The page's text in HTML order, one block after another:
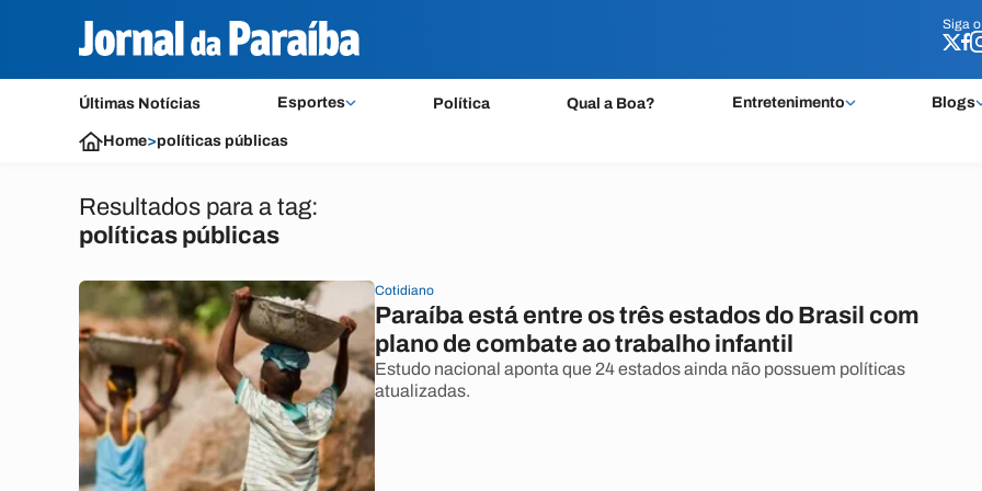
Siga o
Últimas Notícias Esportes Política Qual a Boa? Entretenimento Blogs
Siga o
Home>políticas públicas
Resultados para a tag:
políticas públicas
Cotidiano
Paraíba está entre os três estados do Brasil com
plano de combate ao trabalho infantil
Estudo nacional aponta que 24 estados ainda não possuem políticas
atualizadas.